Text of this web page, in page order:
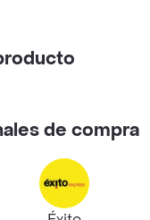
de compra